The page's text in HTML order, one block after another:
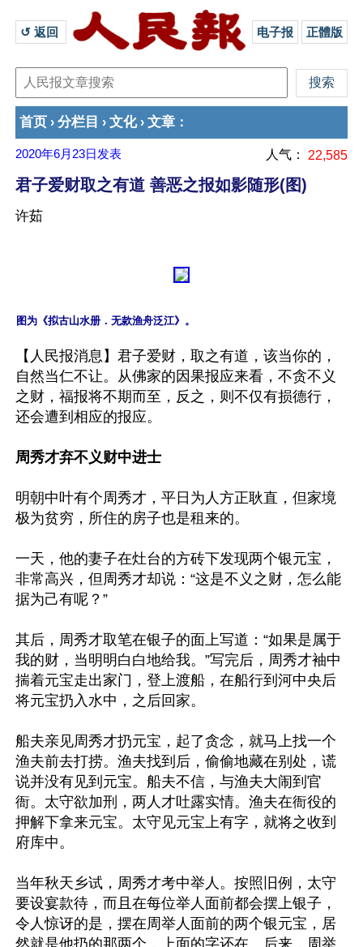
↺ 返回 电子报 正體版
首页 › 分栏目 › 文化› 文章 ：
2020年6月23日 发表 人气： 22,585
君子爱财取之有道 善恶之报如影随形(图)
许茹
【人民报消息】君子爱财，取之有道，该当你的，
自然当仁不让。从佛家的因果报应来看，不贪不义
之财，福报将不期而至，反之，则不仅有损德行，
还会遭到相应的报应。
周秀才弃不义财中进士
明朝中叶有个周秀才，平日为人方正耿直，但家境
极为贫穷，所住的房子也是租来的。
一天，他的妻子在灶台的方砖下发现两个银元宝，
非常高兴，但周秀才却说：“这是不义之财，怎么能
据为己有呢？”
其后，周秀才取笔在银子的面上写道：“如果是属于
我的财，当明明白白地给我。”写完后，周秀才袖中
揣着元宝走出家门，登上渡船，在船行到河中央后
将元宝扔入水中，之后回家。
船夫亲见周秀才扔元宝，起了贪念，就马上找一个
渔夫前去打捞。渔夫找到后，偷偷地藏在别处，谎
说并没有见到元宝。船夫不信，与渔夫大闹到官
衙。太守欲加刑，两人才吐露实情。渔夫在衙役的
押解下拿来元宝。太守见元宝上有字，就将之收到
府库中。
当年秋天乡试，周秀才考中举人。按照旧例，太守
要设宴款待，而且在每位举人面前都会摆上银子，
令人惊讶的是，摆在周举人面前的两个银元宝，居
然就是他扔的那两个，上面的字还在。后来，周举